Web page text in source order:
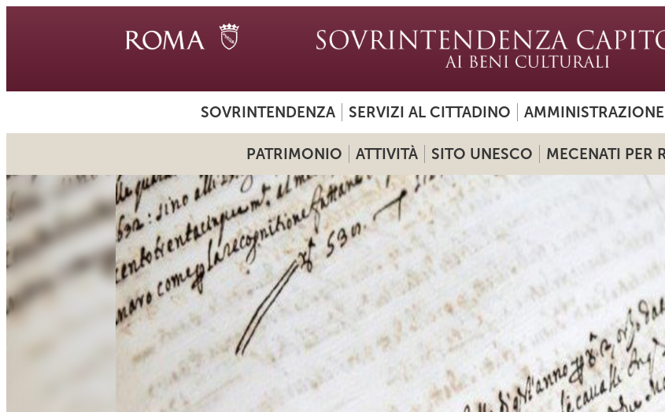
SOVRINTENDENZA SERVIZI AL CITTADINO AMMINISTRAZIONE
PATRIMONIO ATTIVITÀ SITO UNESCO MECENATI PER